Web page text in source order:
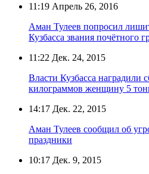
11:19 Апрель 26, 2016
Аман Тулеев попросил
Кузбасса звания почётного
11:22 Дек. 24, 2015
Власти Кузбасса наградили
килограммов женщину 5
14:17 Дек. 22, 2015
Аман Тулеев сообщил об
праздники
10:17 Дек. 9, 2015